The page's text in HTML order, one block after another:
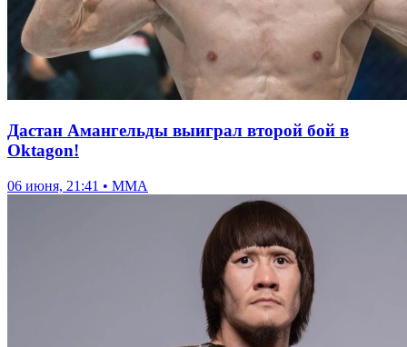
Дастан Амангельды выиграл второй бой в
Oktagon!
06 июня, 21:41 • ММА